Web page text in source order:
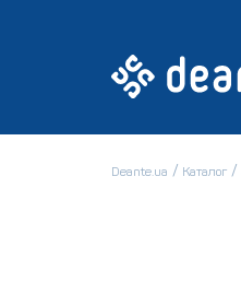
Deante.ua Каталог